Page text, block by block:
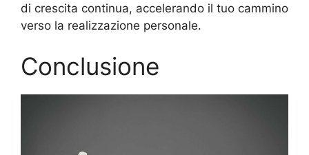
di crescita continua, accelerando il tuo cammino
verso la realizzazione personale.
Conclusione